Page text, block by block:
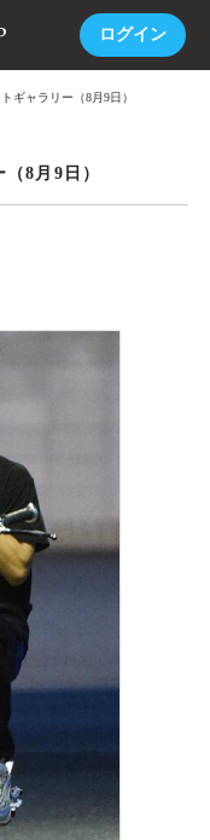
ログイン
ギャラリー（8月9日）
8月9日）